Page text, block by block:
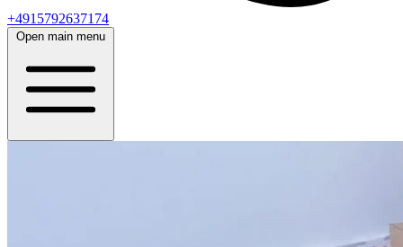
+4915792637174
Open main menu